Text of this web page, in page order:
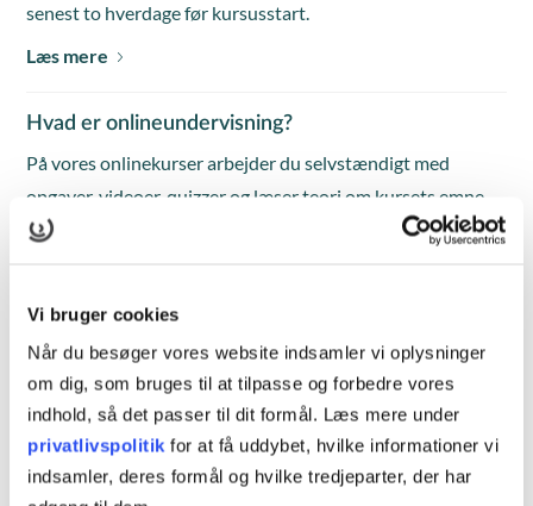
Vi bruger cookies
Når du besøger vores website indsamler vi oplysninger
om dig, som bruges til at tilpasse og forbedre vores
indhold, så det passer til dit formål. Læs mere under
privatlivspolitik for at få uddybet, hvilke informationer vi
indsamler, deres formål og hvilke tredjeparter, der har
senest to hverdage før kursusstart.
Læs mere
Hvad er onlineundervisning?
På vores onlinekurser arbejder du selvstændigt med
opgaver, videoer, quizzer og læser teori om kursets emne
på vores online læringsplatform. Onlineundervisningen
Læs mere
Hvad er blended learning?
Blended learning er et mix af klasseundervisning med
fremmøde og individuelt arbejde på kursuscentret eller